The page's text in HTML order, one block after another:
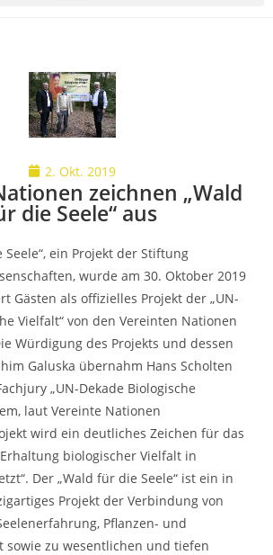
2. Okt. 2019
zeichnen „Wald
die Seele“ aus
Seele“, ein Projekt der Stiftung
wurde am 30. Oktober 2019
Gästen als offizielles Projekt der „UN-
Vielfalt“ von den Vereinten Nationen
Würdigung des Projekts und dessen
Galuska übernahm Hans Scholten
„UN-Dekade Biologische
laut Vereinte Nationen
wird ein deutliches Zeichen für das
biologischer Vielfalt in
Der „Wald für die Seele“ ist ein in
Projekt der Verbindung von
Pflanzen- und
sowie zu wesentlichen und tiefen